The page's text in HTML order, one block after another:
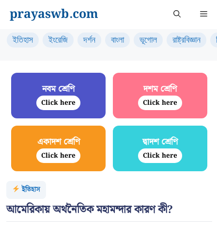
content
prayaswb.com
ইতিহাস ইংরেজি দর্শন বাংলা ভূগোল রাষ্ট্রবিজ্ঞান
নবম শ্রেণি
Click here
দশম শ্রেণি
Click here
একাদশ শ্রেণি
Click here
দ্বাদশ শ্রেণি
Click here
ইতিহাস
আমেরিকায় অর্থনৈতিক মহামন্দার কারণ কী?